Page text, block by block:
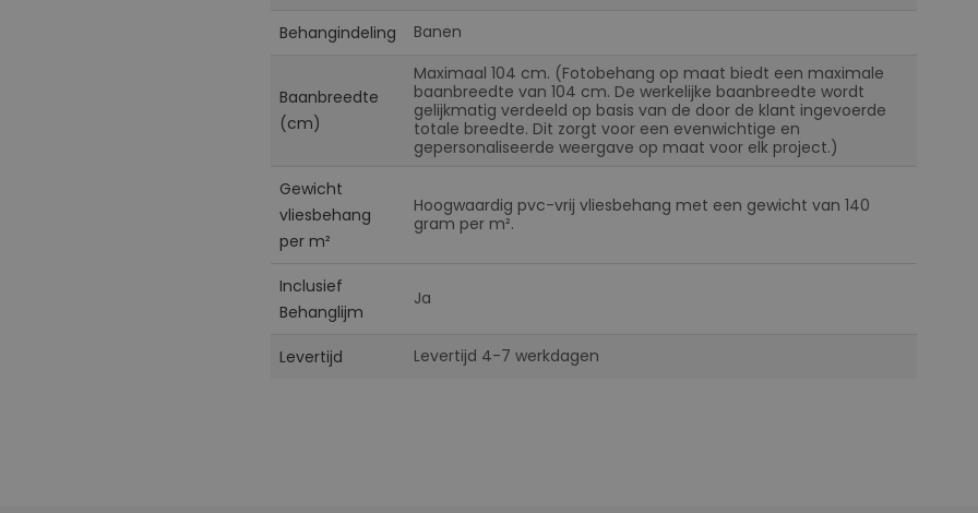
Behangindeling Banen
Baanbreedte
(cm)
Maximaal 104 cm. (Fotobehang op maat biedt een maximale
baanbreedte van 104 cm. De werkelijke baanbreedte wordt
gelijkmatig verdeeld op basis van de door de klant ingevoerde
totale breedte. Dit zorgt voor een evenwichtige en
gepersonaliseerde weergave op maat voor elk project.)
Gewicht
vliesbehang
per m²
Hoogwaardig pvc-vrij vliesbehang met een gewicht van 140
gram per m².
Inclusief
Behanglijm
Ja
Levertijd Levertijd 4-7 werkdagen